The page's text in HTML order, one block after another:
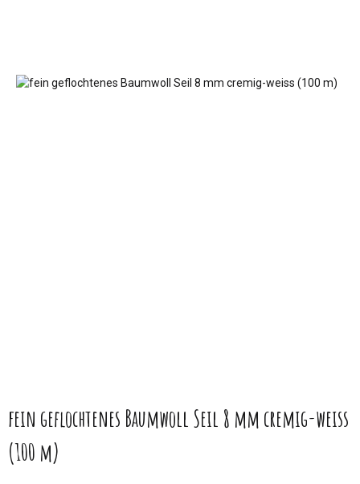
fein geflochtenes Baumwoll Seil 8 mm cremig-weiss
(100 m)